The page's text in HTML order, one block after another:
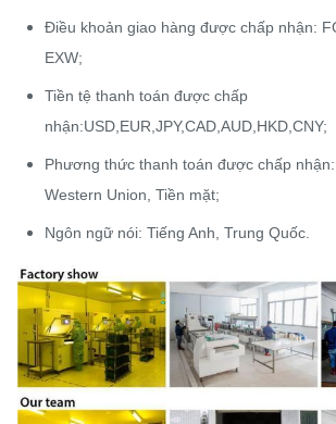
Điều khoản giao hàng được chấp nhận:
EXW;
Tiền tệ thanh toán được chấp
nhận:USD,EUR,JPY,CAD,AUD,HKD,CNY;
Phương thức thanh toán được chấp nhận:
Western Union, Tiền mặt;
Ngôn ngữ nói: Tiếng Anh, Trung Quốc.